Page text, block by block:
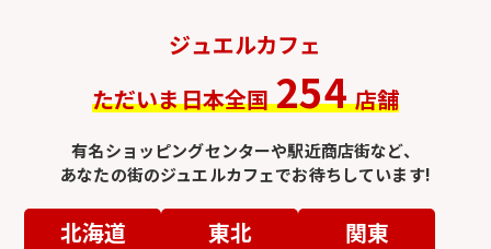
ジュエルカフェ
ただいま日本全国 254 店舗
有名ショッピングセンターや駅近商店街など、
あなたの街のジュエルカフェでお待ちしています!
北海道 東北
関東